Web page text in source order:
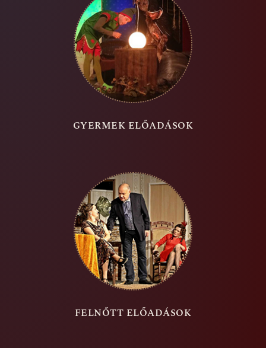
GYERMEK ELŐADÁSOK
FELNŐTT ELŐADÁSOK